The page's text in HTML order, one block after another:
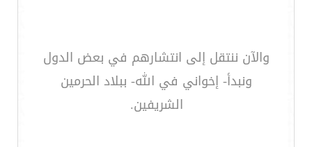
والآن ننتقل إلى انتشارهم في بعض الدول
ونبدأ- إخواني في الله- ببلاد الحرمين
الشريفين.